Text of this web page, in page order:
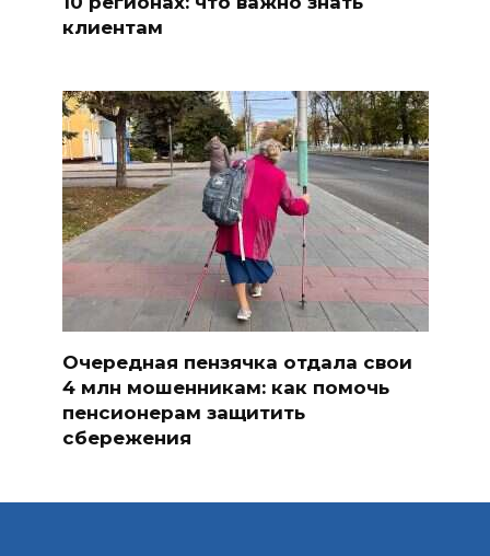
клиентам
Очередная пензячка отдала свои
4 млн мошенникам: как помочь
пенсионерам защитить
сбережения